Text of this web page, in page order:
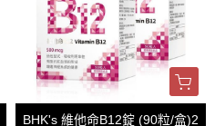
BHK's 維他命B12錠 (90粒/盒)2